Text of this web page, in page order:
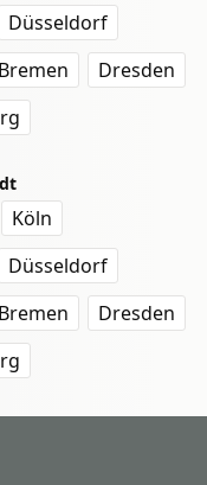
Düsseldorf
Bremen
Dresden
Köln
Düsseldorf
Bremen
Dresden